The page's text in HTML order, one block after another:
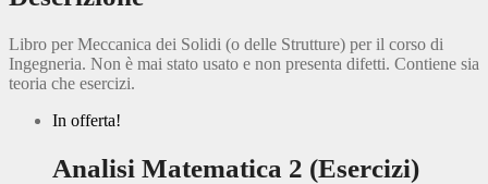
Libro per Meccanica dei Solidi (o delle Strutture) per il corso di
Ingegneria. Non è mai stato usato e non presenta difetti. Contiene sia
teoria che esercizi.
In offerta!
Analisi Matematica 2 (Esercizi)